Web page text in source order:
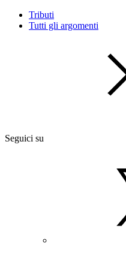
Tributi
Tutti gli argomenti
Seguici su